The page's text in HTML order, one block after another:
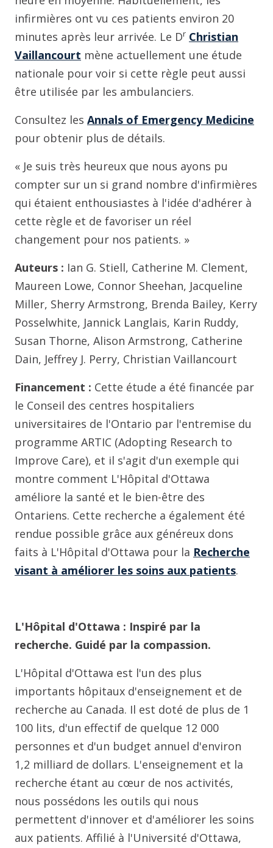
infirmières ont vu ces patients environ 20
minutes après leur arrivée. Le Dr Christian
Vaillancourt mène actuellement une étude
nationale pour voir si cette règle peut aussi
être utilisée par les ambulanciers.
Consultez les Annals of Emergency Medicine
pour obtenir plus de détails.
« Je suis très heureux que nous ayons pu
compter sur un si grand nombre d'infirmières
qui étaient enthousiastes à l'idée d'adhérer à
cette règle et de favoriser un réel
changement pour nos patients. »
Auteurs : Ian G. Stiell, Catherine M. Clement,
Maureen Lowe, Connor Sheehan, Jacqueline
Miller, Sherry Armstrong, Brenda Bailey, Kerry
Posselwhite, Jannick Langlais, Karin Ruddy,
Susan Thorne, Alison Armstrong, Catherine
Dain, Jeffrey J. Perry, Christian Vaillancourt
Financement : Cette étude a été financée par
le Conseil des centres hospitaliers
universitaires de l'Ontario par l'entremise du
programme ARTIC (Adopting Research to
Improve Care), et il s'agit d'un exemple qui
montre comment L'Hôpital d'Ottawa
améliore la santé et le bien-être des
Ontariens. Cette recherche a également été
rendue possible grâce aux généreux dons
faits à L'Hôpital d'Ottawa pour la Recherche
visant à améliorer les soins aux patients.
L'Hôpital d'Ottawa : Inspiré par la
recherche. Guidé par la compassion.
L'Hôpital d'Ottawa est l'un des plus
importants hôpitaux d'enseignement et de
recherche au Canada. Il est doté de plus de 1
100 lits, d'un effectif de quelque 12 000
personnes et d'un budget annuel d'environ
1,2 milliard de dollars. L'enseignement et la
recherche étant au cœur de nos activités,
nous possédons les outils qui nous
permettent d'innover et d'améliorer les soins
aux patients. Affilié à l'Université d'Ottawa,